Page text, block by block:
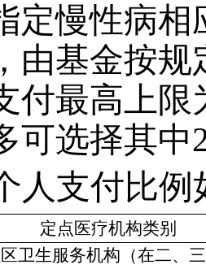
定慢性病
由基金按
付最高上限
可选择其中
人支付比例
定点医疗机构类别
卫生服务机构（在二、